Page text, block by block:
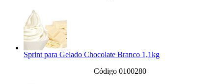
Sprint para Gelado Chocolate Branco 1,1kg
Código 0100280